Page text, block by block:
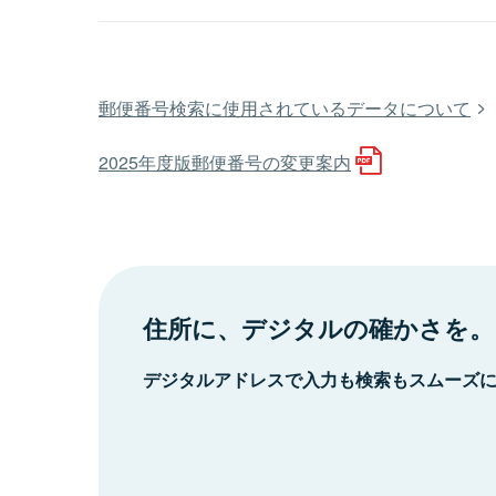
郵便番号検索に使用されているデータについて
2025年度版郵便番号の変更案内
住所に、デジタルの確かさを。
デジタルアドレスで入力も検索もスムーズ